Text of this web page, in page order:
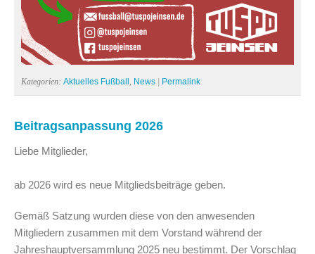
Kategorien: Aktuelles Fußball News | Permalink
Beitragsanpassung 2026
Liebe Mitglieder,
ab 2026 wird es neue Mitgliedsbeiträge geben.
Gemäß Satzung wurden diese von den anwesenden
Mitgliedern zusammen mit dem Vorstand während der
Jahreshauptversammlung 2025 neu bestimmt. Der Vorschlag